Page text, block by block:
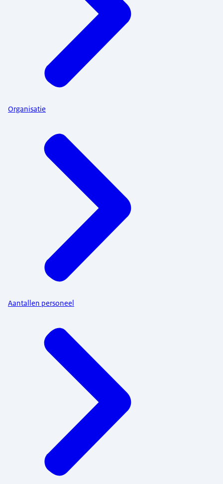
Organisatie
Aantallen personeel